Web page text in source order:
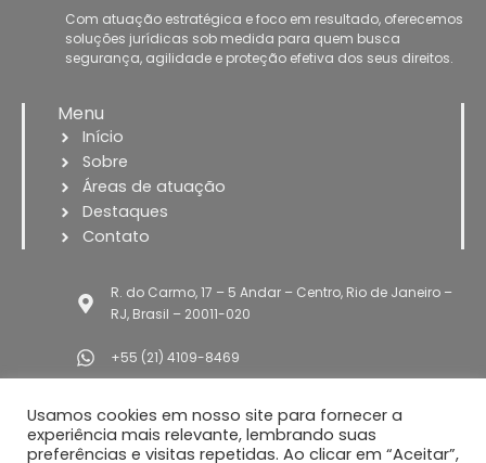
u
m
Com atuação estratégica e foco em resultado, oferecemos
soluções jurídicas sob medida para quem busca
segurança, agilidade e proteção efetiva dos seus direitos.
Menu
Início
Sobre
Áreas de atuação
Destaques
Contato
R. do Carmo, 17 – 5 Andar – Centro, Rio de Janeiro –
RJ, Brasil – 20011-020
+55 (21) 4109-8469
G
o
L
i
I
n
Usamos cookies em nosso site para fornecer a
experiência mais relevante, lembrando suas
preferências e visitas repetidas. Ao clicar em “Aceitar”,